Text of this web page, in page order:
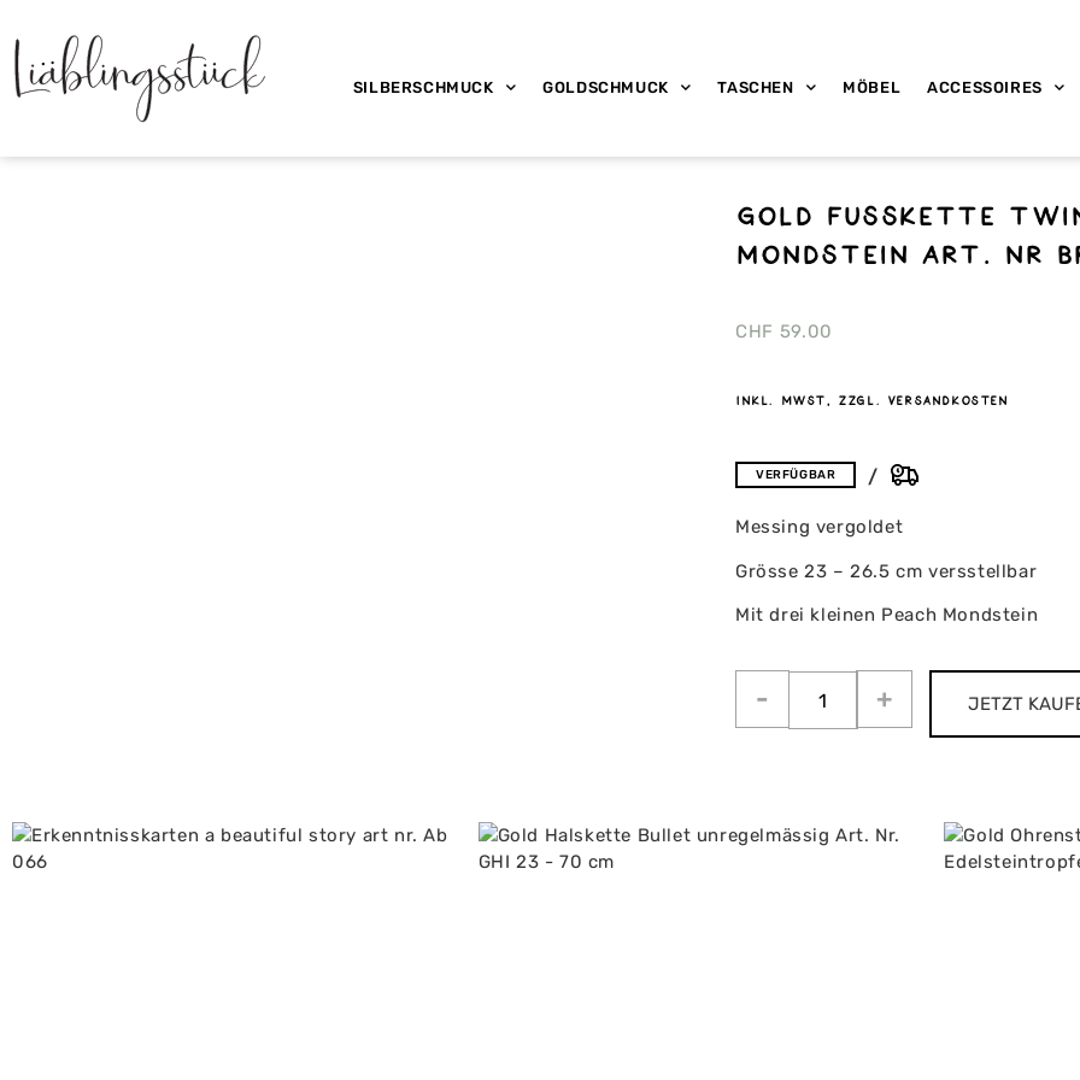
SILBERSCHMUCK GOLDSCHMUCK TASCHEN MÖBEL ACCESSOIRES
Gold Fusskette
Mondstein Art. nr
CHF 59.00
inkl. MwSt, zzgl. Versandkosten
VERFÜGBAR
Messing vergoldet
Grösse 23 – 26.5 cm versstellbar
Mit drei kleinen Peach Mondstein
JETZT